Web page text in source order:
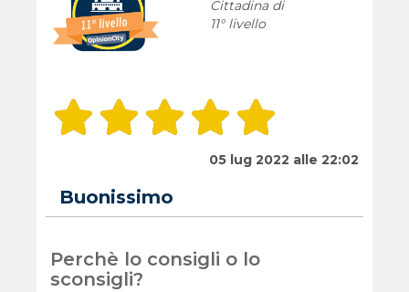
Cittadina di
11° livello
05 lug 2022 alle 22:02
Buonissimo
Perchè lo consigli o lo
sconsigli?